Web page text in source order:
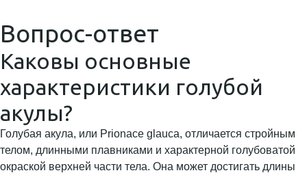
Вопрос-ответ
Каковы основные
характеристики голубой
акулы?
Голубая акула, или Prionace glauca, отличается стройным
телом, длинными плавниками и характерной голубоватой
окраской верхней части тела. Она может достигать длины